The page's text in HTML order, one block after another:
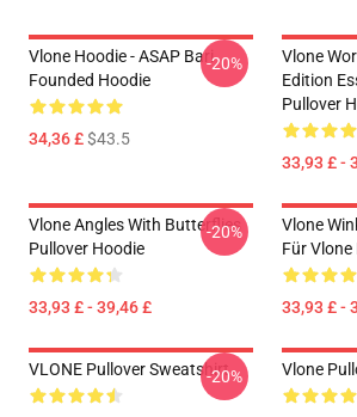
Vlone Hoodie - ASAP Bari
Founded Hoodie
34,36 £$43.5
-20%
Vlone
Edition
Pullover
33,93 £ -
Vlone Angles With Butterflies
Pullover Hoodie
33,93 £ - 39,46 £
-20%
Vlone
Für
33,93 £ -
VLONE Pullover Sweatshirt
-20% Vlone